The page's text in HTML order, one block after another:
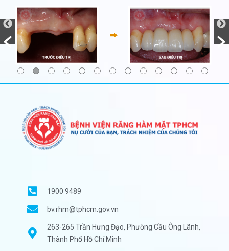
1900 9489
bv.rhm@tphcm.gov.vn
263-265 Trần Hưng Đạo, Phường Cầu Ông Lãnh,
Thành Phố Hồ Chí Minh